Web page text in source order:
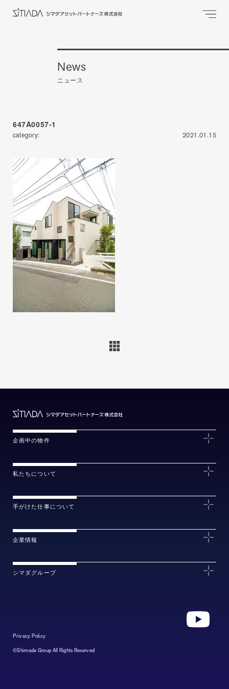
News
ニュース
647A0057-1
category: 2021.01.15
企画中の物件
私たちについて
手がけた仕事について
企業情報
シマダグループ
Privacy Policy
©Shimada Group All Rights Reserved